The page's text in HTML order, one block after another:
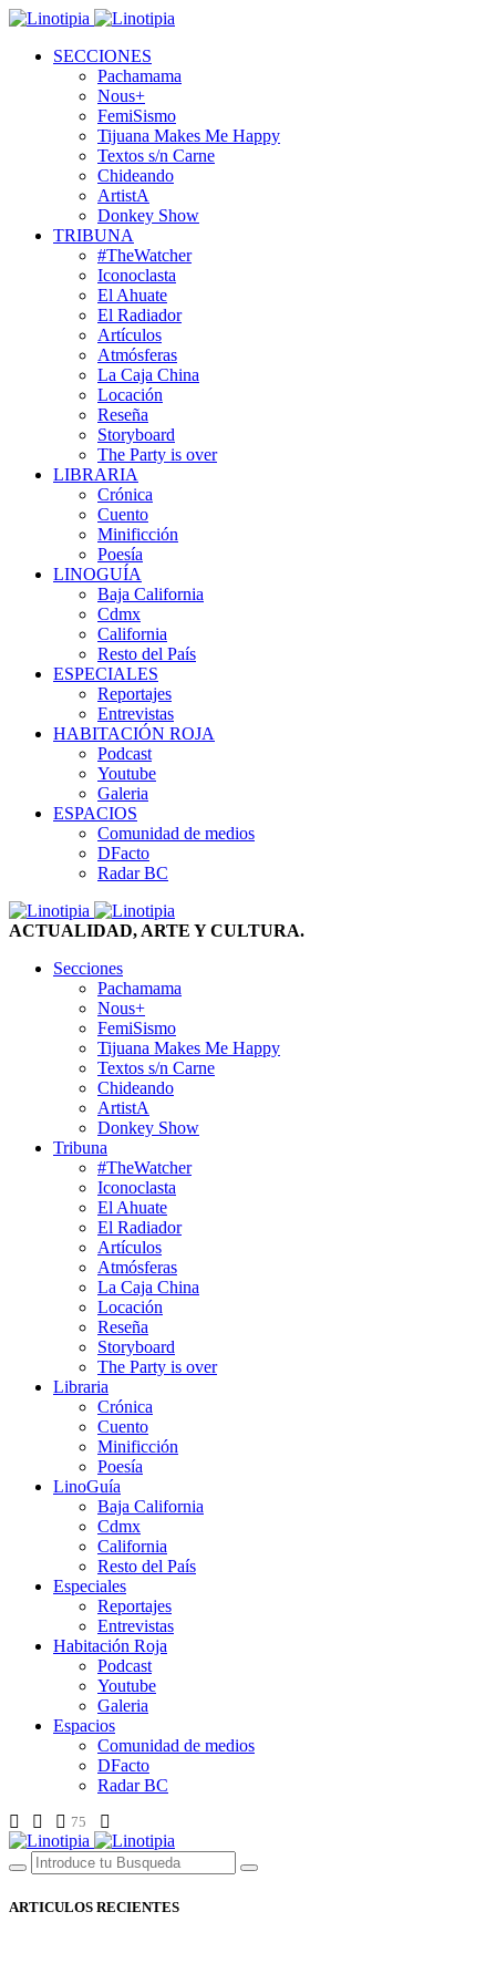
SECCIONES
Pachamama
Nous+
FemiSismo
Tijuana Makes Me Happy
Textos s/n Carne
Chideando
ArtistA
Donkey Show
TRIBUNA
#TheWatcher
Iconoclasta
El Ahuate
El Radiador
Artículos
Atmósferas
La Caja China
Locación
Reseña
Storyboard
The Party is over
LIBRARIA
Crónica
Cuento
Minificción
Poesía
LINOGUÍA
Baja California
Cdmx
California
Resto del País
ESPECIALES
Reportajes
Entrevistas
HABITACIÓN ROJA
Podcast
Youtube
Galeria
ESPACIOS
Comunidad de medios
DFacto
Radar BC
ACTUALIDAD, ARTE Y CULTURA.
Secciones
Pachamama
Nous+
FemiSismo
Tijuana Makes Me Happy
Textos s/n Carne
Chideando
ArtistA
Donkey Show
Tribuna
#TheWatcher
Iconoclasta
El Ahuate
El Radiador
Artículos
Atmósferas
La Caja China
Locación
Reseña
Storyboard
The Party is over
Libraria
Crónica
Cuento
Minificción
Poesía
LinoGuía
Baja California
Cdmx
California
Resto del País
Especiales
Reportajes
Entrevistas
Habitación Roja
Podcast
Youtube
Galeria
Espacios
Comunidad de medios
DFacto
Radar BC
75
ARTICULOS RECIENTES